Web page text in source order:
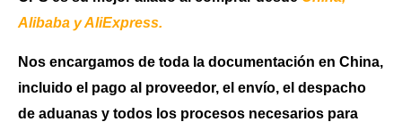
Alibaba y AliExpress.
Nos encargamos de toda la documentación en China,
incluido el pago al proveedor, el envío, el despacho
de aduanas y todos los procesos necesarios para